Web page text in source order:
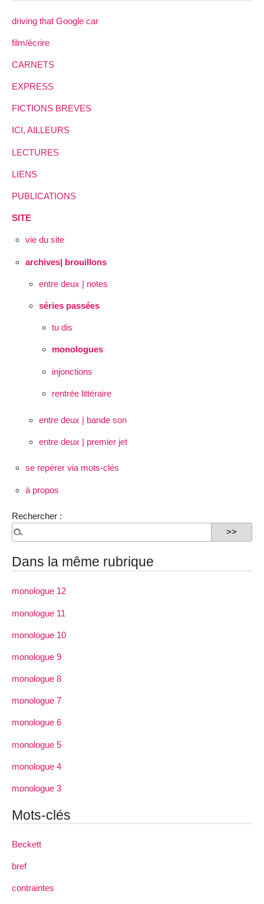
driving that Google car
film/écrire
CARNETS
EXPRESS
FICTIONS BREVES
ICI, AILLEURS
LECTURES
LIENS
PUBLICATIONS
SITE
vie du site
archives| brouillons
entre deux | notes
séries passées
tu dis
monologues
injonctions
rentrée littéraire
entre deux | bande son
entre deux | premier jet
se repérer via mots-clés
à propos
Rechercher :
Dans la même rubrique
monologue 12
monologue 11
monologue 10
monologue 9
monologue 8
monologue 7
monologue 6
monologue 5
monologue 4
monologue 3
Mots-clés
Beckett
bref
contraintes